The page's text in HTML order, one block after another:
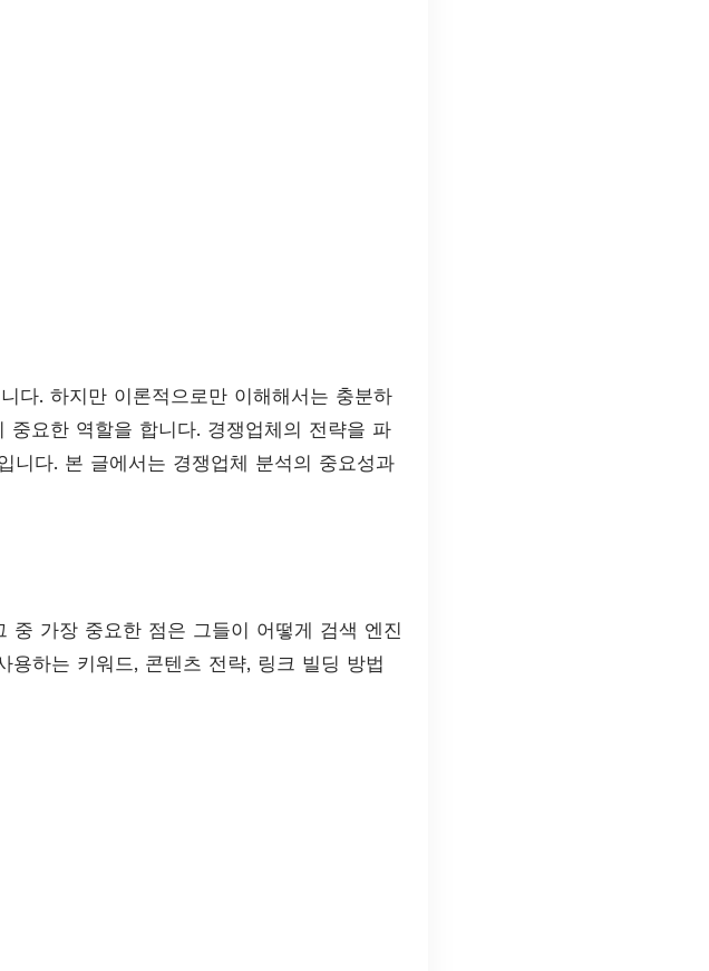
다. 하지만 이론적으로만 이해해서는 충분하
중요한 역할을 합니다. 경쟁업체의 전략을 파
니다. 본 글에서는 경쟁업체 분석의 중요성과
중 가장 중요한 점은 그들이 어떻게 검색 엔진
용하는 키워드, 콘텐츠 전략, 링크 빌딩 방법